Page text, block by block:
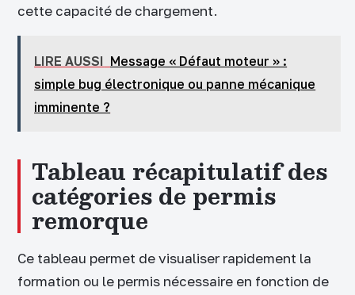
cette capacité de chargement.
LIRE AUSSI Message « Défaut moteur » :
simple bug électronique ou panne mécanique
imminente ?
Tableau récapitulatif des
catégories de permis
remorque
Ce tableau permet de visualiser rapidement la
formation ou le permis nécessaire en fonction de